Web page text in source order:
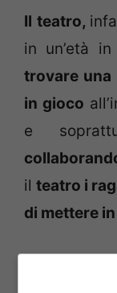
Il teatro,
in un’età
trovare una
in gioco
e
il teatro i
di mettere